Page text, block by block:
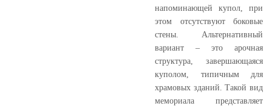
напоминающей купол, при
этом отсутствуют боковые
стены. Альтернативный
вариант – это арочная
структура, завершающаяся
куполом, типичным для
храмовых зданий. Такой вид
мемориала представляет